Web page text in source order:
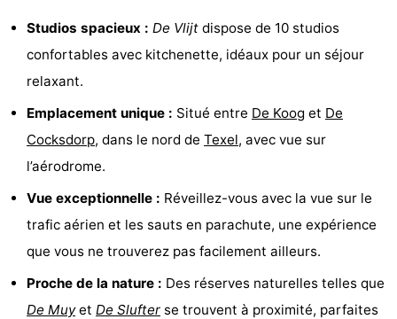
Zeezicht
Strandplevier
Campings
Chambre
Eibernest
Hoogelandt
Beach
-
Studios spacieux : De Vlijt dispose de 10 studios
confortables avec kitchenette, idéaux pour un séjour
relaxant.
Emplacement unique : Situé entre De Koog et De
Cocksdorp, dans le nord de Texel, avec vue sur
l’aérodrome.
Vue exceptionnelle : Réveillez-vous avec la vue sur le
trafic aérien et les sauts en parachute, une expérience
que vous ne trouverez pas facilement ailleurs.
Proche de la nature : Des réserves naturelles telles que
De Muyet De Slufter se trouvent à proximité, parfaites